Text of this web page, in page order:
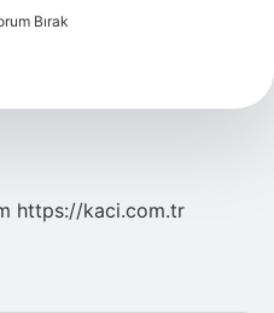
Bırak
https://kaci.com.tr